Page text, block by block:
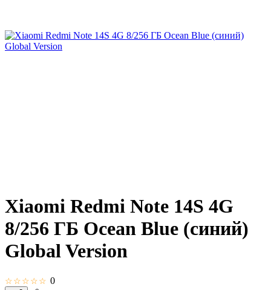
Xiaomi Redmi Note 14S 4G
8/256 ГБ Ocean Blue (синий)
Global Version
☆☆☆☆☆ 0